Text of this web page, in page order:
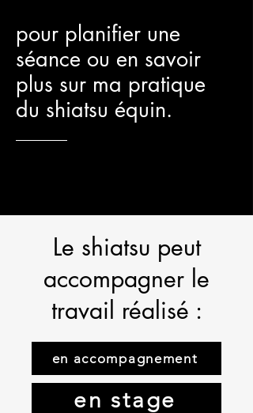
pour planifier une
séance ou en savoir
plus sur ma pratique
du shiatsu équin.
Le shiatsu peut
accompagner le
travail réalisé :
en accompagnement
en stage